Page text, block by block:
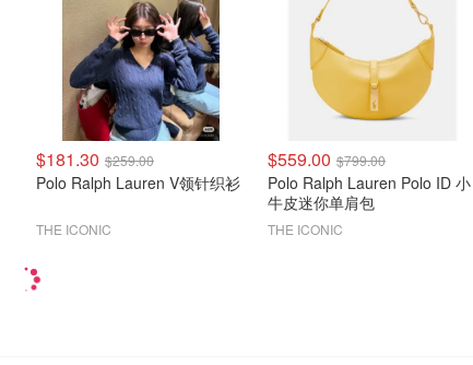
$181.30 $259.00
Polo Ralph Lauren V领针织衫
THE ICONIC
$559.00 $799.00
Polo Ralph Lauren Polo ID 小
牛皮迷你单肩包
THE ICONIC